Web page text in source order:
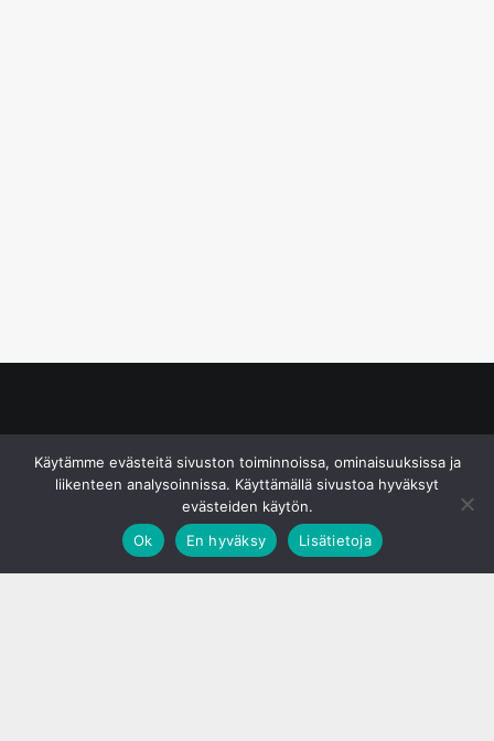
Käytämme evästeitä sivuston toiminnoissa, ominaisuuksissa ja
liikenteen analysoinnissa. Käyttämällä sivustoa hyväksyt
evästeiden käytön.
Ok
En hyväksy Lisätietoja